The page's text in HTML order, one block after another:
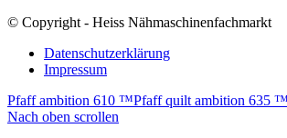
© Copyright - Heiss Nähmaschinenfachmarkt
Datenschutzerklärung
Impressum
Pfaff ambition 610 ™Pfaff quilt ambition 635 ™
Nach oben scrollen